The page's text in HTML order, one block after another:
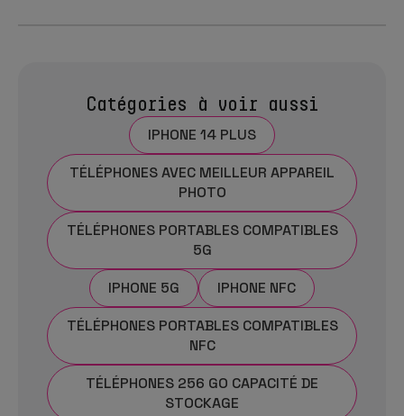
Catégories à voir aussi
IPHONE 14 PLUS
TÉLÉPHONES AVEC MEILLEUR APPAREIL
PHOTO
TÉLÉPHONES PORTABLES COMPATIBLES
5G
IPHONE 5G
IPHONE NFC
TÉLÉPHONES PORTABLES COMPATIBLES
NFC
TÉLÉPHONES 256 GO CAPACITÉ DE
STOCKAGE